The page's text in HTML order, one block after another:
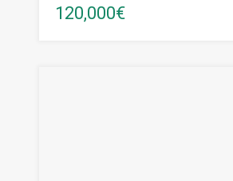
120,000€